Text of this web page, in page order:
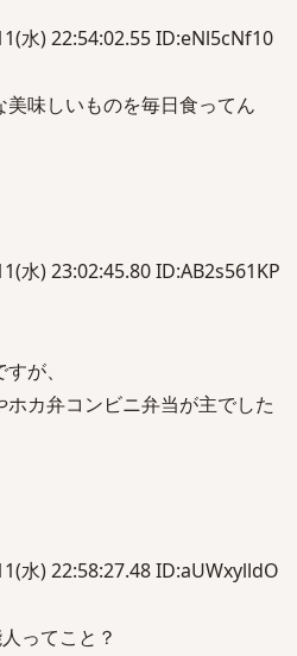
水) 22:54:02.55 ID:eNl5cNf10
味しいものを毎日食ってん
水) 23:02:45.80 ID:AB2s561KP
が、
カ弁コンビニ弁当が主でした
水) 22:58:27.48 ID:aUWxylldO
ってこと？